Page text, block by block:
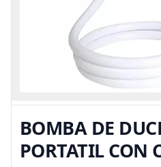
BOMBA DE
PORTATIL CON